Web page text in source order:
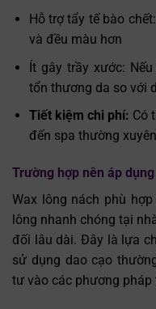
Hỗ trợ tẩy tế bào
và đều màu hơn
Ít gây trầy xước:
tổn thương da so với
Tiết kiệm chi phí: Có
đến spa thường xuyên
Trường hợp nên áp dụng
Wax lông nách phù
lông nhanh chóng tại
đối lâu dài. Đây là lựa
sử dụng dao cạo
tư vào các phương pháp